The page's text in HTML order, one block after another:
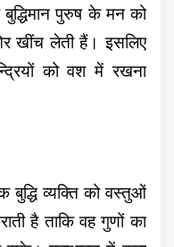
पुरुष के मन को
खींच लेती हैं। इसलिए
को वश में रखना
बुद्धि व्यक्ति को वस्तुओं
है ताकि वह गुणों का